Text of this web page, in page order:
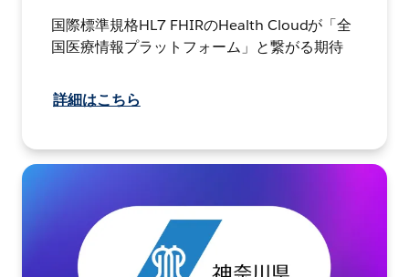
国際標準規格HL7 FHIRのHealth Cloudが「全
国医療情報プラットフォーム」と繋がる期待
詳細はこちら